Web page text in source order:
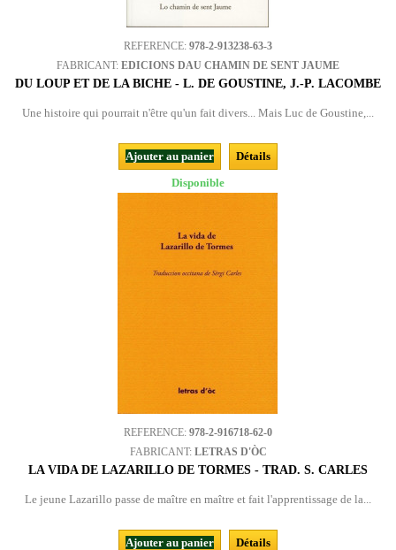
REFERENCE: 978-2-913238-63-3
FABRICANT: EDICIONS DAU CHAMIN DE SENT JAUME
DU LOUP ET DE LA BICHE - L. DE GOUSTINE, J.-P. LACOMBE
Une histoire qui pourrait n'être qu'un fait divers... Mais Luc de Goustine,...
Ajouter au panier
Détails
Disponible
REFERENCE: 978-2-916718-62-0
FABRICANT: LETRAS D'ÒC
LA VIDA DE LAZARILLO DE TORMES - TRAD. S. CARLES
Le jeune Lazarillo passe de maître en maître et fait l'apprentissage de la...
Ajouter au panier
Détails